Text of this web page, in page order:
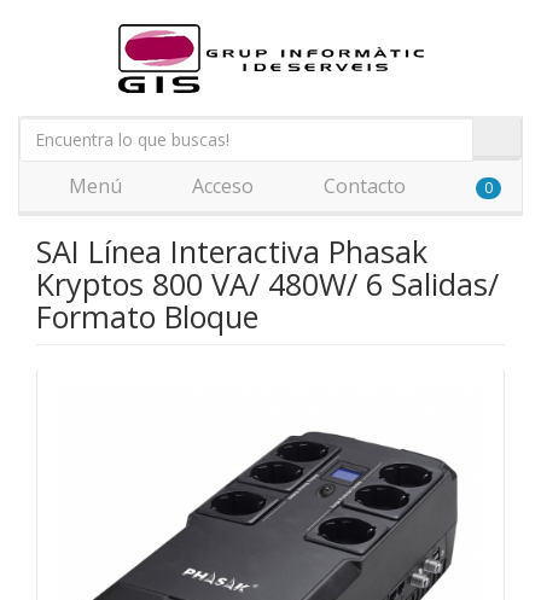
Menú Acceso Contacto 0
SAI Línea Interactiva Phasak
Kryptos 800 VA/ 480W/ 6 Salidas/
Formato Bloque